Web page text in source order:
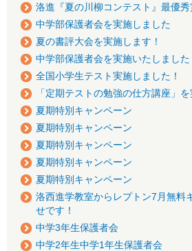
洛進『夏の川柳コンテスト』最優秀
中学部保護者会を実施しました
夏の書評大会を実施します！
中学部保護者会を実施いたしました
全国小学生テスト実施しました！
「定期テストの勉強の仕方講座」を
夏期特別キャンペーン
夏期特別キャンペーン
夏期特別キャンペーン
夏期特別キャンペーン
夏期特別キャンペーン
洛西進学教室からレプトン7月無料
せです！
中学3年生保護者会
中学2年生中学1年生保護者会